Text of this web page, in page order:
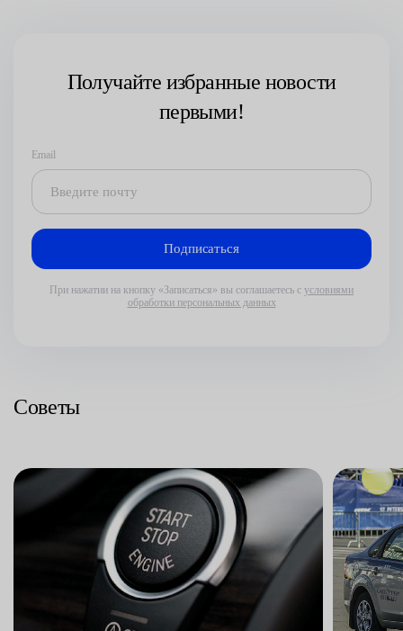
Получайте избранные новости
первыми!
Email
При нажатии на кнопку «Записаться» вы соглашаетесь с условиями
обработки персональных данных
Советы